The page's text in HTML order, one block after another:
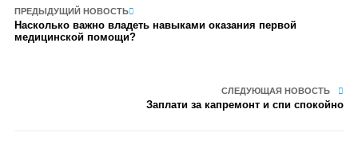
ПРЕДЫДУЩИЙ НОВОСТЬ
Насколько важно владеть навыками оказания первой
медицинской помощи?
СЛЕДУЮЩАЯ НОВОСТЬ
Заплати за капремонт и спи спокойно